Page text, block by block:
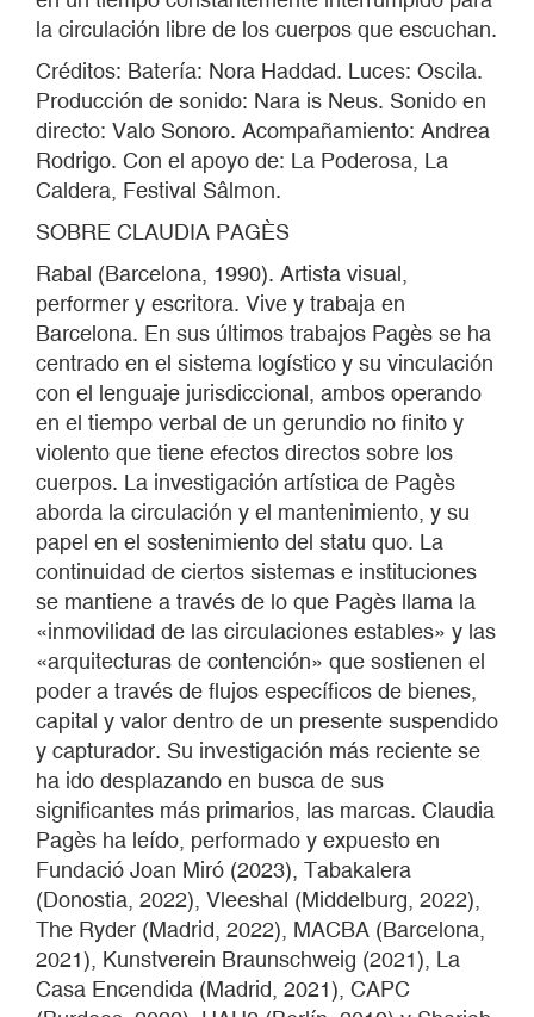
la circulación libre de los cuerpos que escuchan.
Créditos: Batería: Nora Haddad. Luces: Oscila.
Producción de sonido: Nara is Neus. Sonido en
directo: Valo Sonoro. Acompañamiento: Andrea
Rodrigo. Con el apoyo de: La Poderosa, La
Caldera, Festival Sâlmon.
SOBRE CLAUDIA PAGÈS
Rabal (Barcelona, 1990). Artista visual,
performer y escritora. Vive y trabaja en
Barcelona. En sus últimos trabajos Pagès se ha
centrado en el sistema logístico y su vinculación
con el lenguaje jurisdiccional, ambos operando
en el tiempo verbal de un gerundio no finito y
violento que tiene efectos directos sobre los
cuerpos. La investigación artística de Pagès
aborda la circulación y el mantenimiento, y su
papel en el sostenimiento del statu quo. La
continuidad de ciertos sistemas e instituciones
se mantiene a través de lo que Pagès llama la
«inmovilidad de las circulaciones estables» y las
«arquitecturas de contención» que sostienen el
poder a través de flujos específicos de bienes,
capital y valor dentro de un presente suspendido
y capturador. Su investigación más reciente se
ha ido desplazando en busca de sus
significantes más primarios, las marcas. Claudia
Pagès ha leído, performado y expuesto en
Fundació Joan Miró (2023), Tabakalera
(Donostia, 2022), Vleeshal (Middelburg, 2022),
The Ryder (Madrid, 2022), MACBA (Barcelona,
2021), Kunstverein Braunschweig (2021), La
Casa Encendida (Madrid, 2021), CAPC